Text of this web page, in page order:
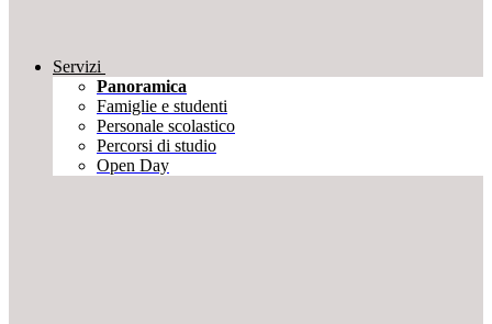
Servizi
Panoramica
Famiglie e studenti
Personale scolastico
Percorsi di studio
Open Day